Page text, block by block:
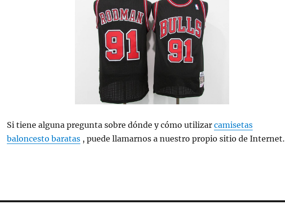
Si tiene alguna pregunta sobre dónde y cómo utilizarcamisetas
baloncesto baratas , puede llamarnos a nuestro propio sitio de Internet.